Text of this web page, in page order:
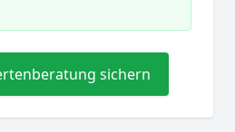
sichern